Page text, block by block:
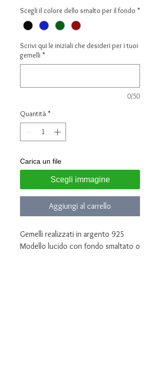
Scegli il colore dello smalto per il fondo *
Scrivi qui le iniziali che desideri per i tuoi
gemelli *
0/50
Quantità *
Carica un file
Scegli immagine
Aggiungi al carrello
Gemelli realizzati in argento 925
Modello lucido con fondo smaltato o